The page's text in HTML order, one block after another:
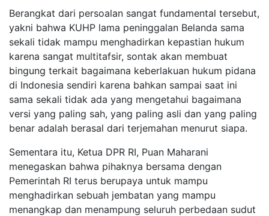
Berangkat dari persoalan sangat fundamental tersebut,
yakni bahwa KUHP lama peninggalan Belanda sama
sekali tidak mampu menghadirkan kepastian hukum
karena sangat multitafsir, sontak akan membuat
bingung terkait bagaimana keberlakuan hukum pidana
di Indonesia sendiri karena bahkan sampai saat ini
sama sekali tidak ada yang mengetahui bagaimana
versi yang paling sah, yang paling asli dan yang paling
benar adalah berasal dari terjemahan menurut siapa.
Sementara itu, Ketua DPR RI, Puan Maharani
menegaskan bahwa pihaknya bersama dengan
Pemerintah RI terus berupaya untuk mampu
menghadirkan sebuah jembatan yang mampu
menangkap dan menampung seluruh perbedaan sudut